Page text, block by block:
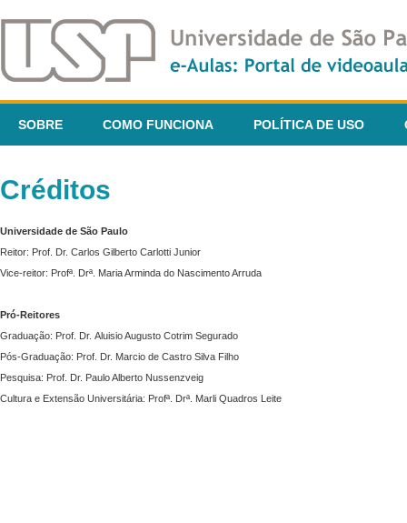
SOBRE COMO FUNCIONA POLÍTICA DE USO
Créditos
Universidade de São Paulo
Reitor: Prof. Dr. Carlos Gilberto Carlotti Junior
Vice-reitor: Profª. Drª. Maria Arminda do Nascimento Arruda
Pró-Reitores
Graduação: Prof. Dr. Aluisio Augusto Cotrim Segurado
Pós-Graduação: Prof. Dr. Marcio de Castro Silva Filho
Pesquisa: Prof. Dr. Paulo Alberto Nussenzveig
Cultura e Extensão Universitária: Profª. Drª. Marli Quadros Leite